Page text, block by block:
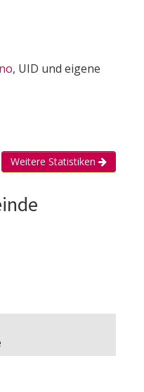
, UID und eigene
Weitere Statistiken